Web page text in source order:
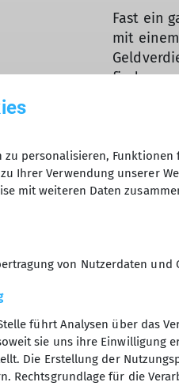
Fast ein
mit
finden
So
Einige
Links
personalisieren,
Ihrer Verwendung unserer
mit weiteren Daten
von Nutzerdaten und
führt Analysen über das
sie uns ihre Einwilligung
Die Erstellung der
Rechtsgrundlage für die